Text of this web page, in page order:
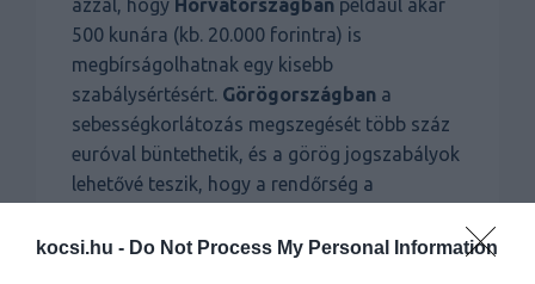
kocsi.hu - Do Not Process My Personal Information
azzal, hogy Horvátországban például akár
500 kunára (kb. 20.000 forintra) is
megbírságolhatnak egy kisebb
szabálysértésért. Görögországban a
sebességkorlátozás megszegését több száz
euróval büntethetik, és a görög jogszabályok
lehetővé teszik, hogy a rendőrség a
melyeket a tulajdonos csak az eljárás